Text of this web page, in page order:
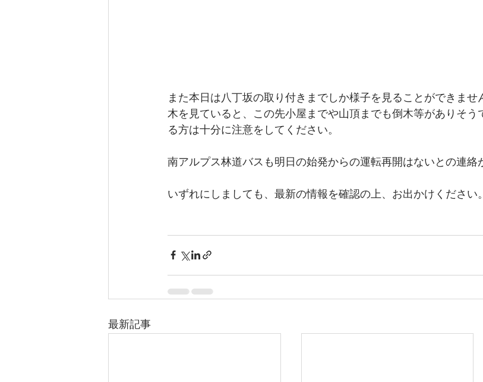
また本日は八丁坂の取り付きまでしか様子を見ることができませ
木を見ていると、この先小屋までや山頂までも倒木等がありそう
る方は十分に注意をしてください。
南アルプス林道バスも明日の始発からの運転再開はないとの連絡
いずれにしましても、最新の情報を確認の上、お出かけください。
最新記事